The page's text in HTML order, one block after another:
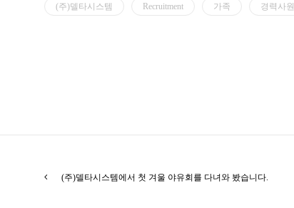
(주)델타시스템 Recruitment 가족 경력사원
(주)델타시스템에서 첫 겨울 야유회를 다녀와 봤습니다.